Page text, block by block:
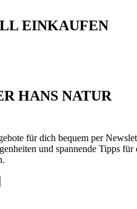
EINKAUFEN
HANS NATUR
für dich bequem per
und spannende Tipps für